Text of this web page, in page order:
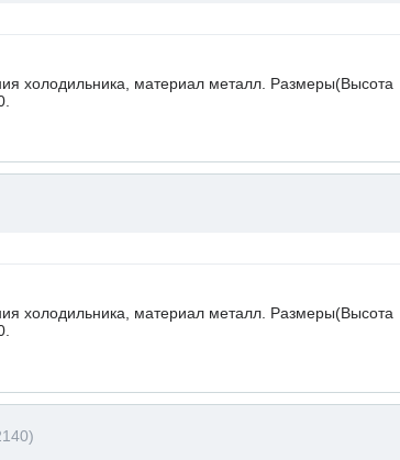
холодильника, материал металл. Размеры(Высота
холодильника, материал металл. Размеры(Высота